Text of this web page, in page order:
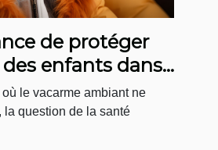
de protéger
enfants dans
le vacarme ambiant ne
la question de la santé